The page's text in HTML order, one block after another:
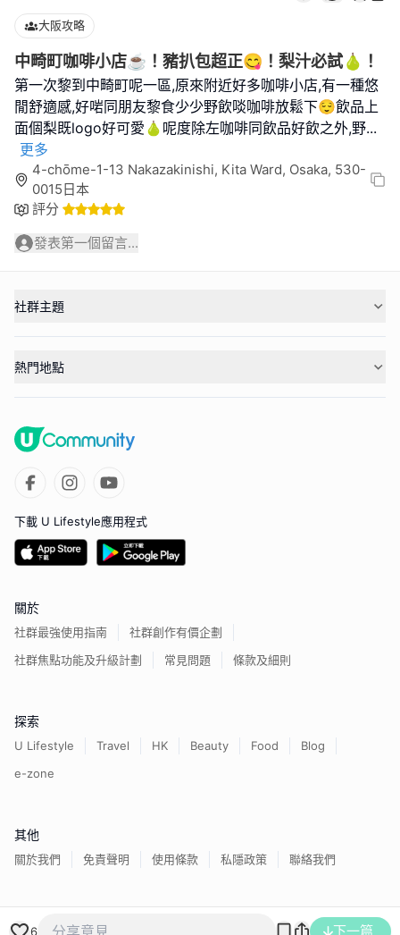
大阪攻略
中畸町咖啡小店☕️！豬扒包超正😋！梨汁必試🍐！
第一次黎到中畸町呢一區,原來附近好多咖啡小店,有一種悠
閒舒適感,好啱同朋友黎食少少野飲啖咖啡放鬆下😌飲品上
面個梨既logo好可愛🍐呢度除左咖啡同飲品好飲之外,野...
更多
4-chōme-1-13 Nakazakinishi, Kita Ward, Osaka, 530-
0015日本
評分
發表第一個留言...
6 下一篇
社群主題
熱門地點
下載 U Lifestyle應用程式
關於
社群最強使用指南
社群創作有價企劃
社群焦點功能及升級計劃
常見問題 條款及細則
探索
U Lifestyle Travel HK Beauty Food
Blog
e-zone
其他
關於我們 免責聲明 使用條款 私隱政策 聯絡我們
香港經濟日報版權所有©